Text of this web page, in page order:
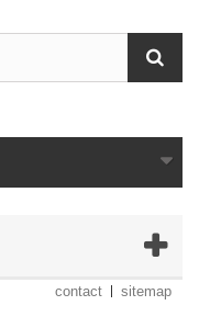
contact sitemap